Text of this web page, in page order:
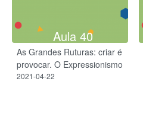
Aula 40
As Grandes Ruturas: criar é
provocar. O Expressionismo
2021-04-22